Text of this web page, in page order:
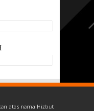
atas nama Hizbut